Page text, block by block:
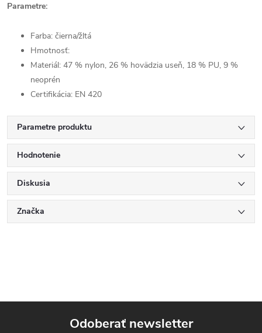
Parametre:
Farba: čierna/žltá
Hmotnosť:
Materiál: 47 % nylon, 26 % hovädzia useň, 18 % PU, 9 %
neoprén
Certifikácia: EN 420
Parametre produktu
Hodnotenie
Diskusia
Značka
Odoberať newsletter